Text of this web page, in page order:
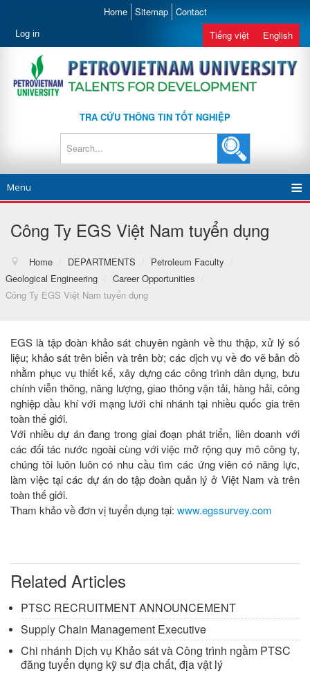
Home Sitemap Contact
Log in Tiếng việt English
TRA CỨU THÔNG TIN TỐT NGHIỆP
Menu
Công Ty EGS Việt Nam tuyển dụng
Home / DEPARTMENTS / Petroleum Faculty
/
Geological Engineering / Career Opportunities
/
Công Ty EGS Việt Nam tuyển dụng
EGS là tập đoàn khảo sát chuyên ngành về thu thập, xử lý số
liệu; khảo sát trên biển và trên bờ; các dịch vụ về đo vẽ bản đồ
nhằm phục vụ thiết kế, xây dựng các công trình dân dụng, bưu
chính viễn thông, năng lượng, giao thông vận tải, hàng hải, công
nghiệp dầu khí với mạng lưới chi nhánh tại nhiều quốc gia trên
toàn thế giới.
Với nhiều dự án đang trong giai đoạn phát triển, liên doanh với
các đối tác nước ngoài cùng với việc mở rộng quy mô công ty,
chúng tôi luôn luôn có nhu cầu tìm các ứng viên có năng lực,
làm việc tại các dự án do tập đoàn quản lý ở Việt Nam và trên
toàn thế giới.
Tham khảo về đơn vị tuyển dụng tại: www.egssurvey.com
Related Articles
PTSC RECRUITMENT ANNOUNCEMENT
Supply Chain Management Executive
Chi nhánh Dịch vụ Khảo sát và Công trình ngầm PTSC
đăng tuyển dụng kỹ sư địa chất, địa vật lý